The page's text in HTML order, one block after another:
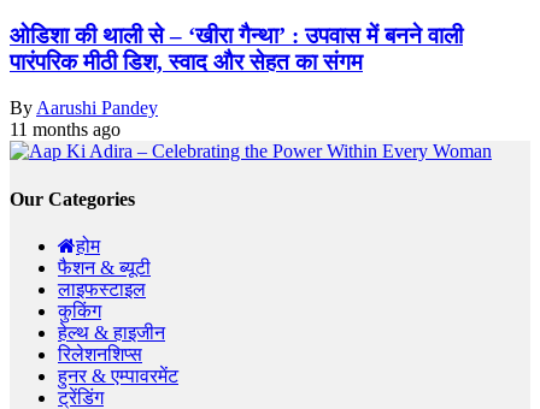
ओडिशा की थाली से – ‘खीरा गैन्था’ : उपवास में बनने वाली
पारंपरिक मीठी डिश, स्वाद और सेहत का संगम
By Aarushi Pandey
11 months ago
Our Categories
होम
फैशन & ब्यूटी
लाइफस्टाइल
कुकिंग
हेल्थ & हाइजीन
रिलेशनशिप्स
हुनर & एम्पावरमेंट
ट्रेंडिंग